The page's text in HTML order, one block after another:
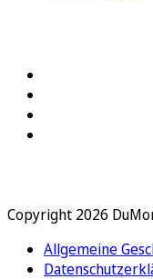
Copyright 2026
Allgemeine